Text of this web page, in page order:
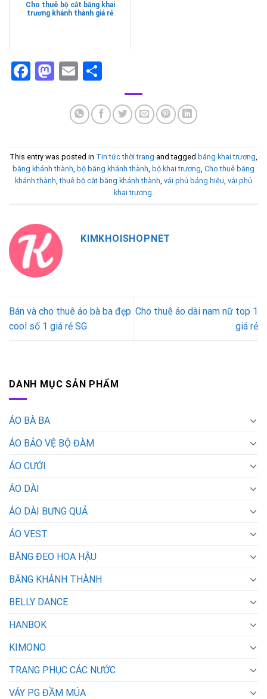
Cho thuê bộ cắt băng khai
trương khánh thành giá rẻ
Facebook
Mastodon
Email
This entry was posted in Tin tức thời trang and tagged băng khai trương,
băng khánh thành, bộ băng khánh thành, bộ khai trương, Cho thuê băng
khánh thành,thuê bộ cắt băng khánh thành, vải phủ bảng hiệu, vải phủ
khai trương.
KIMKHOISHOPNET
Bán và cho thuê áo bà ba đẹp
cool số 1 giá rẻ SG
Cho thuê áo dài nam nữ top 1
giá rẻ
DANH MỤC SẢN PHẨM
ÁO BÀ BA
ÁO BẢO VỆ BỘ ĐÀM
ÁO CƯỚI
ÁO DÀI
ÁO DÀI BƯNG QUẢ
ÁO VEST
BĂNG ĐEO HOA HẬU
BĂNG KHÁNH THÀNH
BELLY DANCE
HANBOK
KIMONO
TRANG PHỤC CÁC NƯỚC
VÁY PG ĐẦM MÚA